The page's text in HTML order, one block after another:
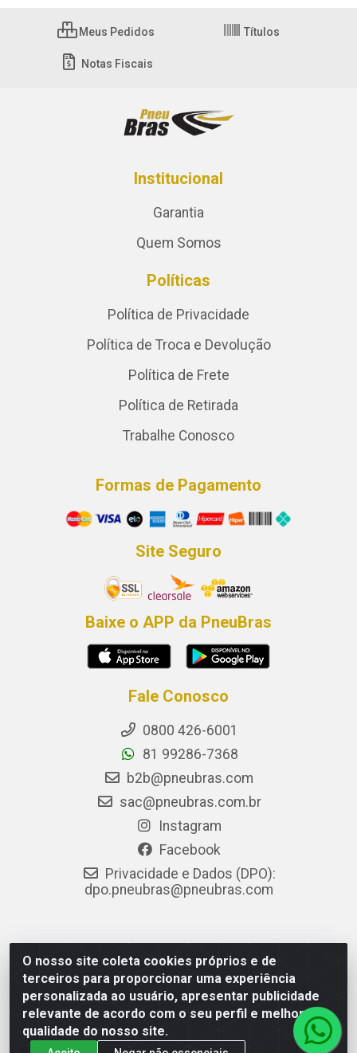
O nosso site coleta cookies próprios e de
terceiros para proporcionar uma experiência
personalizada ao usuário, apresentar publicidade
relevante de acordo com o seu perfil e melhorar a
qualidade do nosso site.
Meus Pedidos Títulos
Notas Fiscais
Institucional
Garantia
Quem Somos
Políticas
Política de Privacidade
Política de Troca e Devolução
Política de Frete
Política de Retirada
Trabalhe Conosco
Formas de Pagamento
Site Seguro
Baixe o APP da PneuBras
Fale Conosco
0800 426-6001
81 99286-7368
b2b@pneubras.com
sac@pneubras.com.br
Instagram
Facebook
Privacidade e Dados (DPO):
dpo.pneubras@pneubras.com
PneuBras - Rodovia BR-101, KM 82 - Prazeres,
Jaboatão dos Guararapes/PE - CEP 54.335-000 - CNPJ
08.678.386/0001-05 - Pneubras Comércio de Pneus
Ltda